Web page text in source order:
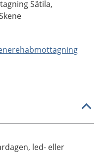
Sätila,
led- eller